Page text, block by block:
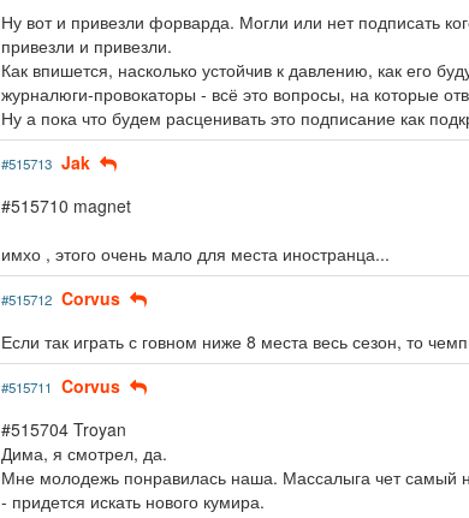
Ну вот и привезли форварда. Могли или нет подписать
привезли и привезли.
Как впишется, насколько устойчив к давлению, как его
журналюги-провокаторы - всё это вопросы, на которые
Ну а пока что будем расценивать это подписание как
#515713 Jak
#515710 magnet
имхо , этого очень мало для места иностранца...
#515712 Corvus
Если так играть с говном ниже 8 места весь сезон, то
#515711 Corvus
#515704 Troyan
Дима, я смотрел, да.
Мне молодежь понравилась наша. Массалыга чет самый
- придется искать нового кумира.